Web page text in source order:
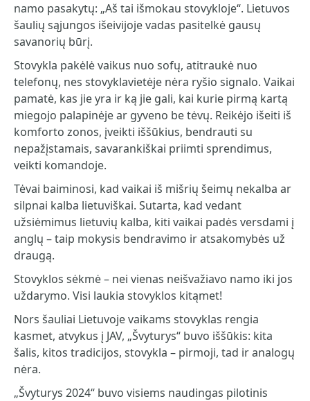
namo pasakytų: „Aš tai išmokau stovykloje“. Lietuvos
šaulių sąjungos išeivijoje vadas pasitelkė gausų
savanorių būrį.
Stovykla pakėlė vaikus nuo sofų, atitraukė nuo
telefonų, nes stovyklavietėje nėra ryšio signalo. Vaikai
pamatė, kas jie yra ir ką jie gali, kai kurie pirmą kartą
miegojo palapinėje ar gyveno be tėvų. Reikėjo išeiti iš
komforto zonos, įveikti iššūkius, bendrauti su
nepažįstamais, savarankiškai priimti sprendimus,
veikti komandoje.
Tėvai baiminosi, kad vaikai iš mišrių šeimų nekalba ar
silpnai kalba lietuviškai. Sutarta, kad vedant
užsiėmimus lietuvių kalba, kiti vaikai padės versdami į
anglų – taip mokysis bendravimo ir atsakomybės už
draugą.
Stovyklos sėkmė – nei vienas neišvažiavo namo iki jos
uždarymo. Visi laukia stovyklos kitąmet!
Nors šauliai Lietuvoje vaikams stovyklas rengia
kasmet, atvykus į JAV, „Švyturys“ buvo iššūkis: kita
šalis, kitos tradicijos, stovykla – pirmoji, tad ir analogų
nėra.
„Švyturys 2024“ buvo visiems naudingas pilotinis